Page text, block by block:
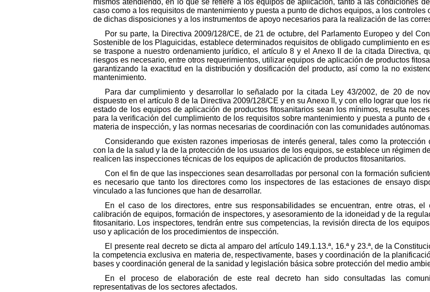
mismos atendiendo, en lo que se refiere a los equipos de aplicación, tanto a las condiciones
caso como a los requisitos de mantenimiento y puesta a punto de dichos equipos, a los
de dichas disposiciones y a los instrumentos de apoyo necesarios para la realización de las
Por su parte, la Directiva 2009/128/CE, de 21 de octubre, del Parlamento Europeo y del
Sostenible de los Plaguicidas, establece determinados requisitos de obligado cumplimiento en
se traspone a nuestro ordenamiento jurídico, el artículo 8 y el Anexo II de la citada Directiva,
riesgos es necesario, entre otros requerimientos, utilizar equipos de aplicación de productos
garantizando la exactitud en la distribución y dosificación del producto, así como la no
mantenimiento.
Para dar cumplimiento y desarrollar lo señalado por la citada Ley 43/2002, de 20 de
dispuesto en el artículo 8 de la Directiva 2009/128/CE y en su Anexo II, y con ello lograr que los
estado de los equipos de aplicación de productos fitosanitarios sean los mínimos, resulta
para la verificación del cumplimiento de los requisitos sobre mantenimiento y puesta a punto de
materia de inspección, y las normas necesarias de coordinación con las comunidades autónomas.
Considerando que existen razones imperiosas de interés general, tales como la
con la de la salud y la de la protección de los usuarios de los equipos, se establece un régimen
realicen las inspecciones técnicas de los equipos de aplicación de productos fitosanitarios.
Con el fin de que las inspecciones sean desarrolladas por personal con la formación
es necesario que tanto los directores como los inspectores de las estaciones de ensayo
vinculado a las funciones que han de desarrollar.
En el caso de los directores, entre sus responsabilidades se encuentran, entre otras,
calibración de equipos, formación de inspectores, y asesoramiento de la idoneidad y de la
fitosanitario. Los inspectores, tendrán entre sus competencias, la revisión directa de los
uso y aplicación de los procedimientos de inspección.
El presente real decreto se dicta al amparo del artículo 149.1.13.ª, 16.ª y 23.ª, de la
la competencia exclusiva en materia de, respectivamente, bases y coordinación de la
bases y coordinación general de la sanidad y legislación básica sobre protección del medio
En el proceso de elaboración de este real decreto han sido consultadas las
representativas de los sectores afectados.